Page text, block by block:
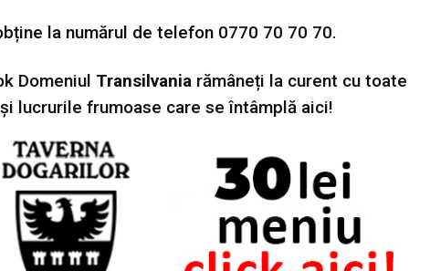
la numărul de telefon 0770 70 70 70.
Domeniul Transilvaniarămâneți la curent cu toate
lucrurile frumoase care se întâmplă aici!